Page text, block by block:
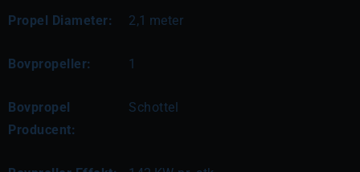
Propel Diameter: 2,1 meter
Bovpropeller: 1
Bovpropel
Producent:
Schottel